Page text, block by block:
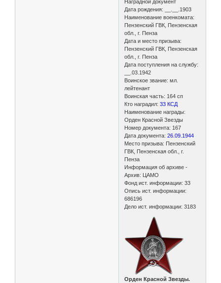
Наградной документ
Дата рождения: __.__.1903
Наименование военкомата:
Пензенский ГВК, Пензенская
обл., г. Пенза
Дата и место призыва:
Пензенский ГВК, Пензенская
обл., г. Пенза
Дата поступления на службу:
__.03.1942
Воинское звание: мл.
лейтенант
Воинская часть: 164 сп
Кто наградил:33 КСД
Наименование награды:
Орден Красной Звезды
Номер документа: 167
Дата документа:26.09.1944
Место призыва: Пензенский
ГВК, Пензенская обл., г.
Пенза
Информация об архиве -
Архив: ЦАМО
Фонд ист. информации: 33
Опись ист. информации:
686196
Дело ист. информации: 3183
Орден Красной Звезды.